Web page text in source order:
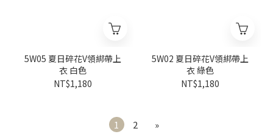
5W05 夏日碎花V領綁帶上
衣 白色
NT$1,180
5W02 夏日碎花V領綁帶上
衣 綠色
NT$1,180
1 2 »